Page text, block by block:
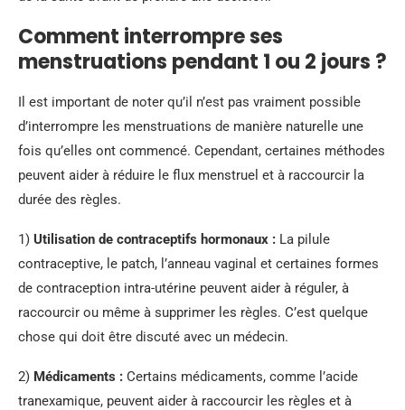
Comment interrompre ses
menstruations pendant 1 ou 2 jours ?
Il est important de noter qu’il n’est pas vraiment possible
d’interrompre les menstruations de manière naturelle une
fois qu’elles ont commencé. Cependant, certaines méthodes
peuvent aider à réduire le flux menstruel et à raccourcir la
durée des règles.
1) Utilisation de contraceptifs hormonaux : La pilule
contraceptive, le patch, l’anneau vaginal et certaines formes
de contraception intra-utérine peuvent aider à réguler, à
raccourcir ou même à supprimer les règles. C’est quelque
chose qui doit être discuté avec un médecin.
2) Médicaments : Certains médicaments, comme l’acide
tranexamique, peuvent aider à raccourcir les règles et à